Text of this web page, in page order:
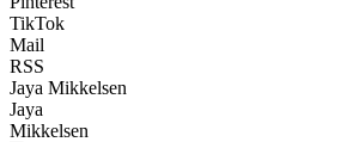
TikTok
Mail
RSS
Jaya Mikkelsen
Jaya
Mikkelsen